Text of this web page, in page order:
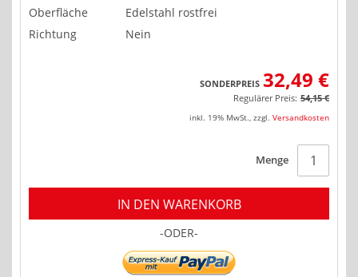
Oberfläche
Edelstahl rostfrei
Richtung
Nein
SONDERPREIS 32,49 €
Regulärer Preis: 54,15 €
inkl. 19% MwSt., zzgl. Versandkosten
Menge
IN DEN WARENKORB
-ODER-